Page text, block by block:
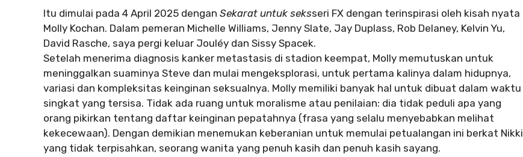
Itu dimulai pada 4 April 2025 dengan Sekarat untuk seksseri FX dengan terinspirasi oleh kisah nyata
Molly Kochan. Dalam pemeran Michelle Williams, Jenny Slate, Jay Duplass, Rob Delaney, Kelvin Yu,
David Rasche, saya pergi keluar Jouléy dan Sissy Spacek.
Setelah menerima diagnosis kanker metastasis di stadion keempat, Molly memutuskan untuk
meninggalkan suaminya Steve dan mulai mengeksplorasi, untuk pertama kalinya dalam hidupnya,
variasi dan kompleksitas keinginan seksualnya. Molly memiliki banyak hal untuk dibuat dalam waktu
singkat yang tersisa. Tidak ada ruang untuk moralisme atau penilaian: dia tidak peduli apa yang
orang pikirkan tentang daftar keinginan pepatahnya (frasa yang selalu menyebabkan melihat
kekecewaan). Dengan demikian menemukan keberanian untuk memulai petualangan ini berkat Nikki
yang tidak terpisahkan, seorang wanita yang penuh kasih dan penuh kasih sayang.